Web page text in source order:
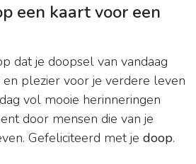
een kaart voor een
dat je doopsel van vandaag
plezier voor je verdere leven
vol mooie herinneringen
door mensen die van je
Gefeliciteerd met je doop.